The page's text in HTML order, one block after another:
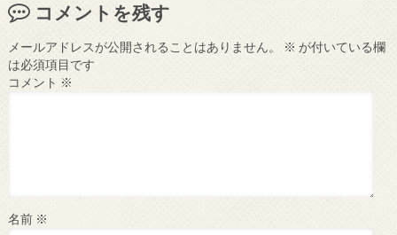
コメントを残す
メールアドレスが公開されることはありません。 ※ が付いている欄
は必須項目です
コメント ※
名前 ※